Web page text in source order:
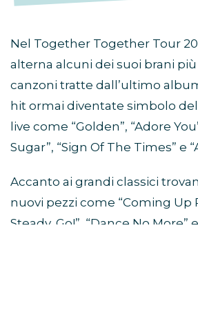
Nel Together Together Tour
alterna alcuni dei suoi brani
canzoni tratte dall’ultimo
hit ormai diventate simbolo
live come “Golden”, “Adore
Sugar”, “Sign Of The Times” e
Accanto ai grandi classici
nuovi pezzi come “Coming Up
Steady, Go!”, “Dance No More”